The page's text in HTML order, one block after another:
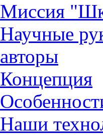
Миссия
Научные
авторы
Концепция
Наши